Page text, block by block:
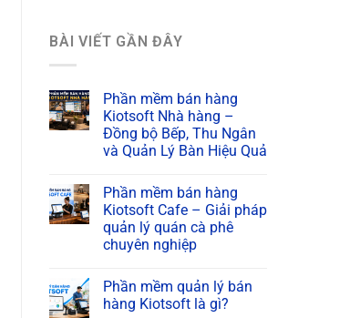
BÀI VIẾT GẦN ĐÂY
Phần mềm bán hàng
Kiotsoft Nhà hàng –
Đồng bộ Bếp, Thu Ngân
và Quản Lý Bàn Hiệu Quả
Phần mềm bán hàng
Kiotsoft Cafe – Giải pháp
quản lý quán cà phê
chuyên nghiệp
Phần mềm quản lý bán
hàng Kiotsoft là gì?